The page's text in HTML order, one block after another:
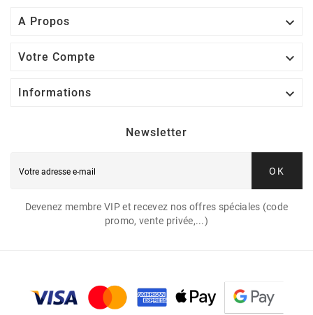
A Propos 
Votre Compte 
Informations 
Newsletter
OK
Devenez membre VIP et recevez nos offres spéciales (code
promo, vente privée,...)